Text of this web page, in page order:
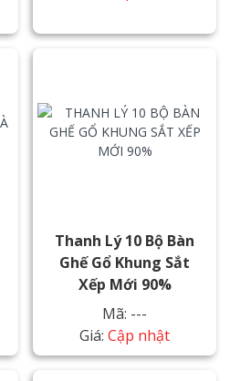
Thanh Lý 10 Bộ Bàn
Ghế Gổ Khung Sắt
Xếp Mới 90%
Mã: ---
Giá: Cập nhật